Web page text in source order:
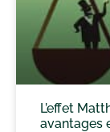
L’effet
avantages